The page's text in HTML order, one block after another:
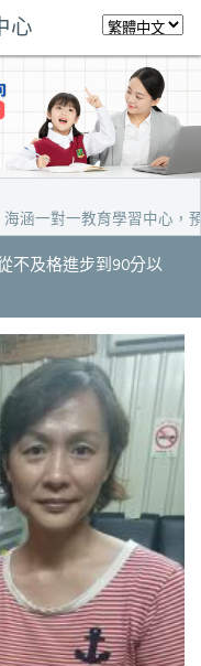
心
海涵一對一教育學習中心，
不及格進步到90分以